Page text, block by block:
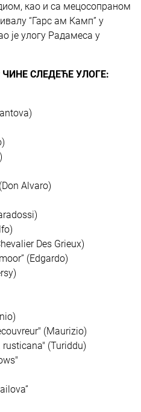
као и са мецосопраном
“Гарс ам Камп” у
је улогу Радамеса у
СЛЕДЕЋЕ УЛОГЕ:
Alvaro)
Des Grieux)
(Edgardo)
(Maurizio)
(Turiddu)